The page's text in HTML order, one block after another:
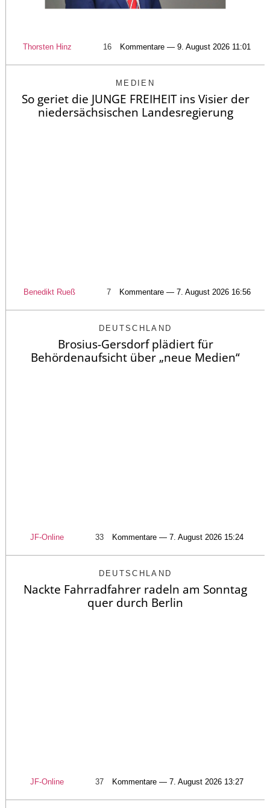
Thorsten Hinz 16 Kommentare — 9. August 2026 11:01
MEDIEN
So geriet die JUNGE FREIHEIT ins Visier der
niedersächsischen Landesregierung
Benedikt Rueß 7 Kommentare — 7. August 2026 16:56
DEUTSCHLAND
Brosius-Gersdorf plädiert für
Behördenaufsicht über „neue Medien“
JF-Online 33 Kommentare — 7. August 2026 15:24
DEUTSCHLAND
Nackte Fahrradfahrer radeln am Sonntag
quer durch Berlin
JF-Online 37 Kommentare — 7. August 2026 13:27